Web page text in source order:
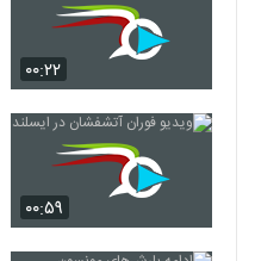
۰۰:۲۲
۰۰:۵۹